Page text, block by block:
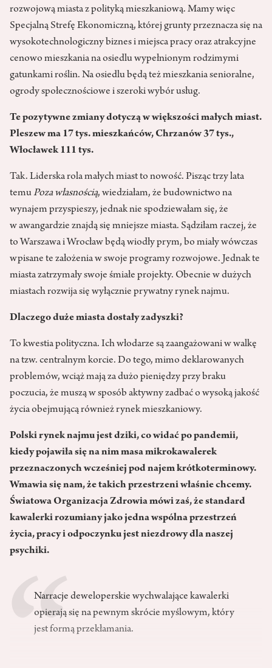
rozwojową miasta z polityką mieszkaniową. Mamy więc
Specjalną Strefę Ekonomiczną, której grunty przeznacza się na
wysokotechnologiczny biznes i miejsca pracy oraz atrakcyjne
cenowo mieszkania na osiedlu wypełnionym rodzimymi
gatunkami roślin. Na osiedlu będą też mieszkania senioralne,
ogrody społecznościowe i szeroki wybór usług.
Te pozytywne zmiany dotyczą w większości małych miast.
Pleszew ma 17 tys. mieszkańców, Chrzanów 37 tys.,
Włocławek 111 tys.
Tak. Liderska rola małych miast to nowość. Pisząc trzy lata
temuPoza własnością, wiedziałam, że budownictwo na
wynajem przyspieszy, jednak nie spodziewałam się, że
w awangardzie znajdą się mniejsze miasta. Sądziłam raczej, że
to Warszawa i Wrocław będą wiodły prym, bo miały wówczas
wpisane te założenia w swoje programy rozwojowe. Jednak te
miasta zatrzymały swoje śmiałe projekty. Obecnie w dużych
miastach rozwija się wyłącznie prywatny rynek najmu.
Dlaczego duże miasta dostały zadyszki?
To kwestia polityczna. Ich włodarze są zaangażowani w walkę
na tzw. centralnym korcie. Do tego, mimo deklarowanych
problemów, wciąż mają za dużo pieniędzy przy braku
poczucia, że muszą w sposób aktywny zadbać o wysoką jakość
życia obejmującą również rynek mieszkaniowy.
Polski rynek najmu jest dziki, co widać po pandemii,
kiedy pojawiła się na nim masa mikrokawalerek
przeznaczonych wcześniej pod najem krótkoterminowy.
Wmawia się nam, że takich przestrzeni właśnie chcemy.
Światowa Organizacja Zdrowia mówi zaś, że standard
kawalerki rozumiany jako jedna wspólna przestrzeń
życia, pracy i odpoczynku jest niezdrowy dla naszej
psychiki.
Narracje deweloperskie wychwalające kawalerki
opierają się na pewnym skrócie myślowym, który
jest formą przekłamania.